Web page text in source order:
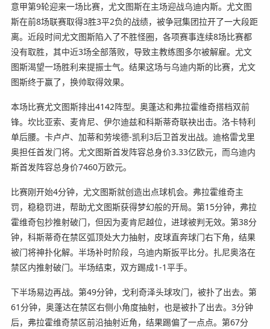
意甲第9轮迎来一场比赛，尤文图斯在主场迎战乌迪内斯。尤文图
斯在前8场联赛取得3胜3平2负的战绩，被争冠集团拉开了一大段距
离。近段时间尤文图斯陷入了不胜怪圈，各项赛事连续8场比赛都
没有取胜，其中近3场全部落败，导致主教练图多尔被解雇。尤文
图斯渴望一场胜利来提振士气。结果这场与乌迪内斯的比赛，尤文
图斯终于赢了，换帅取得效果。
本场比赛尤文图斯排出4142阵型。奥蓬达和弗拉霍维奇搭档双前
锋。坎比亚索、麦肯尼、伊尔迪兹和科斯蒂奇联袂出击。洛卡特利
单后腰。卡卢卢、加蒂和劳埃德-凯利3后卫首发出战。迪格雷戈里
奥担任首发门将。尤文图斯首发阵容总身价3.33亿欧元，而乌迪内
斯首发阵容总身价7460万欧元。
比赛刚开始4分钟，尤文图斯就创造出点球机会。弗拉霍维奇主
罚，稳稳罚进，帮助尤文图斯获得梦幻般的开局。第15分钟，弗拉
霍维奇包抄推射破门，但因为麦肯尼越位，进球被判无效。第38分
钟，科斯蒂奇在禁区弧顶处大力抽射，皮球直奔球门右下角，结果
被门将神扑化解。半场补时阶段，乌迪内斯扳平比分。扎尼奥洛在
禁区内推射破门。半场结束，双方踢成1-1平手。
下半场易边再战。第49分钟，戈利奇泽头球攻门，被扑了出去。第
61分钟，奥蓬达在禁区右侧小角度抽射，也是被扑了出去。3分钟
后，弗拉霍维奇禁区前沿抽射近角，结果踢偏了一点点。第67分